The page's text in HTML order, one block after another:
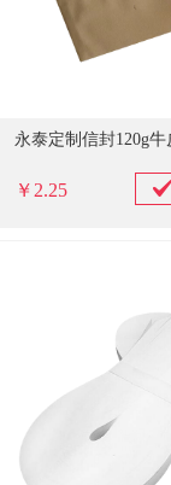
￥2.25